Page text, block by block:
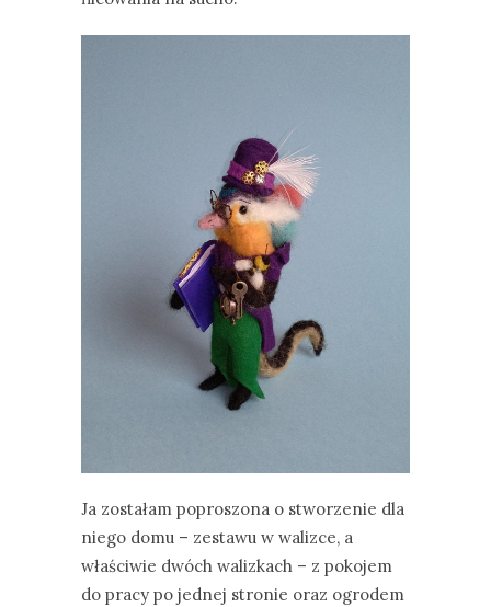
Ja zostałam poproszona o stworzenie dla
niego domu – zestawu w walizce, a
właściwie dwóch walizkach – z pokojem
do pracy po jednej stronie oraz ogrodem